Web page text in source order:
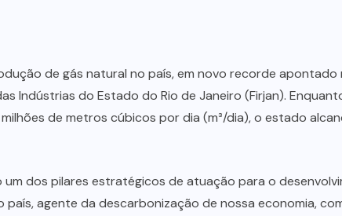
de gás natural no país, em novo recorde
Indústrias do Estado do Rio de Janeiro (Firjan).
de metros cúbicos por dia (m³/dia), o estado
dos pilares estratégicos de atuação para o
país, agente da descarbonização de nossa economia,